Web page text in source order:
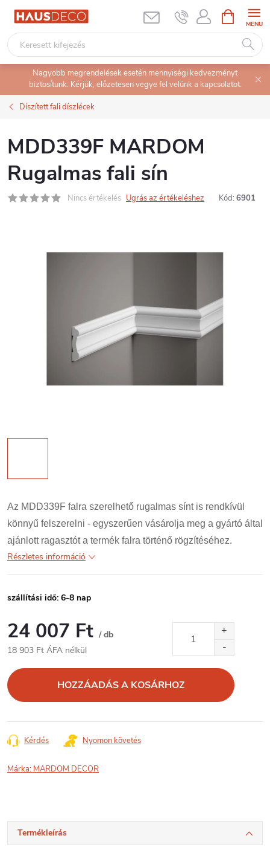
Ugrás
tartalomhoz
KOSÁR
Nagyobb megrendelések esetén mennyiségi kedvezményt
biztosítunk. Kérjük, előzetesen vegye fel velünk a kapcsolatot.
Díszített fali díszlécek
MDD339F MARDOM
Rugalmas fali sín
Nincs értékelés Ugrás az értékeléshez Kód: 6901
Az MDD339F falra szerelhető rugalmas sínt is rendkívül
könnyű felszerelni - egyszerűen vásárolja meg a gyártó által
ajánlott ragasztót a termék falra történő rögzítéséhez.
Részletes információ
szállítási idő: 6-8 nap
24 007 Ft / db
18 903 Ft ÁFA nélkül
HOZZÁADÁS A KOSÁRHOZ
Kérdés Nyomon követés
Márka: MARDOM DECOR
Termékleírás